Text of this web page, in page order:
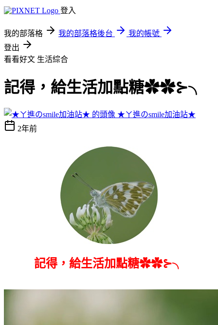
登入
我的部落格 我的部落格後台
我的帳號
登出
看看好文 生活綜合
記得，給生活加點糖✿✿⊱╮
★ㄚ進のsmile加油站★
2年前
記得，給生活加點糖✿✿⊱╮